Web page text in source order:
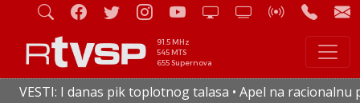
91.5 MHz
545 MTS
655 Supernova
I danas pik toplotnog talasa • Apel na racionalnu